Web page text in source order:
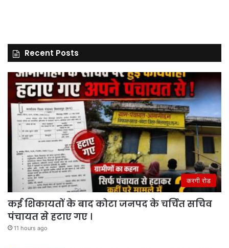
Recent Posts
करगी रोड
कई शिकायतों के बाद कोटा जनपद के चर्चित सचिव
पंचायत से हटाए गए ।
11 hours ago